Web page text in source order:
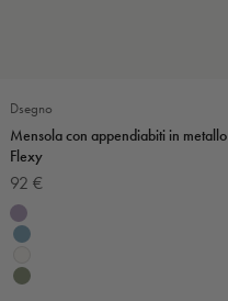
Dsegno
Mensola con appendiabiti in metallo
Flexy
Prezzo scontato
92 €
Colore
Violetta
Carta da zucchero
Bianco
Eucalipto